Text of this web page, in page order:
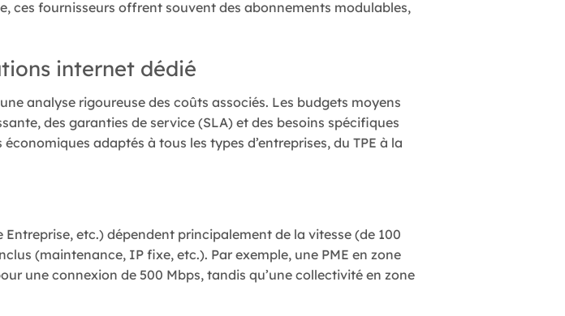
ces fournisseurs offrent souvent des abonnements modulables,
internet dédié
analyse rigoureuse des coûts associés. Les budgets moyens
des garanties de service (SLA) et des besoins spécifiques
adaptés à tous les types d’entreprises, du TPE à la
etc.) dépendent principalement de la vitesse (de 100
(maintenance, IP fixe, etc.). Par exemple, une PME en zone
une connexion de 500 Mbps, tandis qu’une collectivité en zone